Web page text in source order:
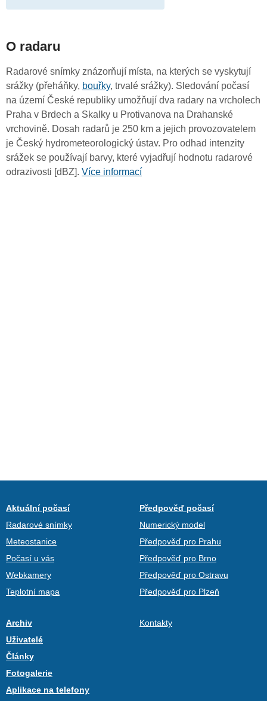
O radaru
Radarové snímky znázorňují místa, na kterých se vyskytují
srážky (přeháňky, bouřky, trvalé srážky). Sledování počasí
na území České republiky umožňují dva radary na vrcholech
Praha v Brdech a Skalky u Protivanova na Drahanské
vrchovině. Dosah radarů je 250 km a jejich provozovatelem
je Český hydrometeorologický ústav. Pro odhad intenzity
srážek se používají barvy, které vyjadřují hodnotu radarové
odrazivosti [dBZ]. Více informací
Aktuální počasí
Radarové snímky
Meteostanice
Počasí u vás
Webkamery
Teplotní mapa
Předpověď počasí
Numerický model
Předpověď pro Prahu
Předpověď pro Brno
Předpověď pro Ostravu
Předpověď pro Plzeň
Archiv
Uživatelé
Články
Fotogalerie
Aplikace na telefony
Kontakty